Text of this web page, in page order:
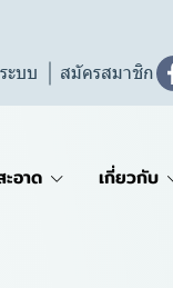
ะบบ สมัครสมาชิก
อาด เกี่ยวกับ